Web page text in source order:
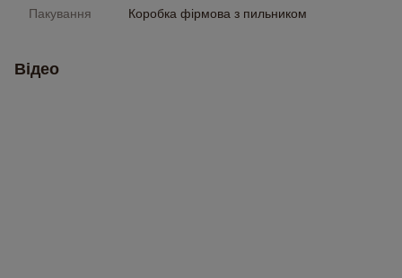
Пакування Коробка фірмова з пильником
Відео